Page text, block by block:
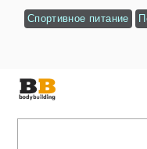
Спортивное питание